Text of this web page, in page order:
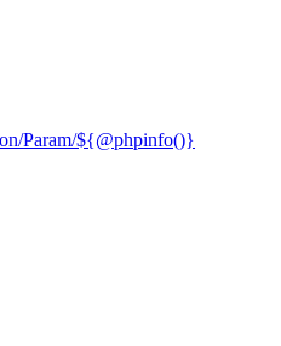
Param/${@phpinfo()}